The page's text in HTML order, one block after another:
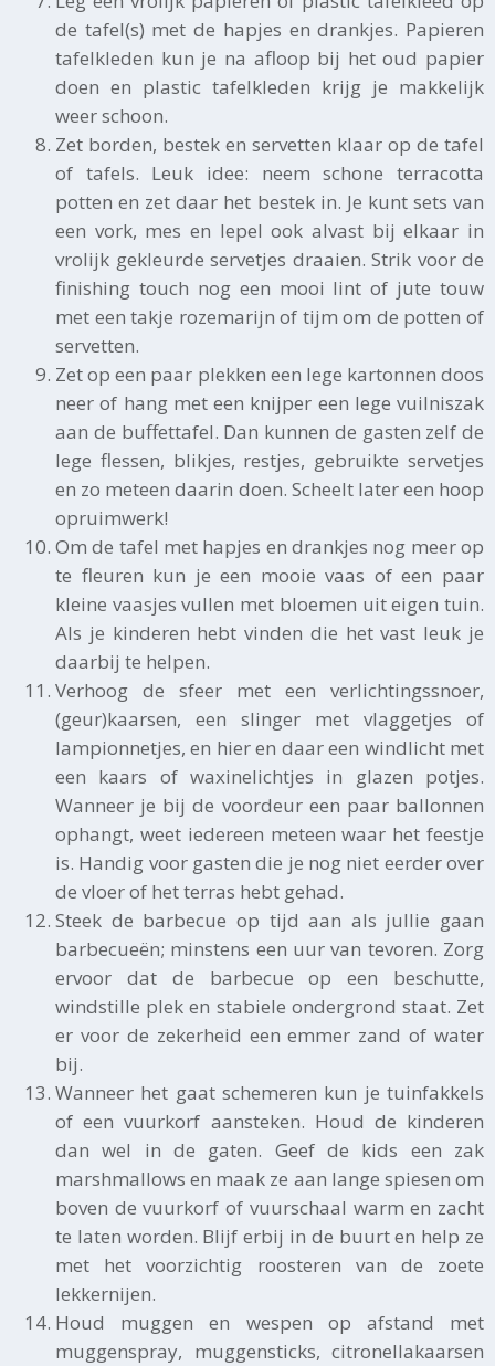
de tafel(s) met de hapjes en drankjes. Papieren
tafelkleden kun je na afloop bij het oud papier
doen en plastic tafelkleden krijg je makkelijk
weer schoon.
Zet borden, bestek en servetten klaar op de tafel
of tafels. Leuk idee: neem schone terracotta
potten en zet daar het bestek in. Je kunt sets van
een vork, mes en lepel ook alvast bij elkaar in
vrolijk gekleurde servetjes draaien. Strik voor de
finishing touch nog een mooi lint of jute touw
met een takje rozemarijn of tijm om de potten of
servetten.
Zet op een paar plekken een lege kartonnen doos
neer of hang met een knijper een lege vuilniszak
aan de buffettafel. Dan kunnen de gasten zelf de
lege flessen, blikjes, restjes, gebruikte servetjes
en zo meteen daarin doen. Scheelt later een hoop
opruimwerk!
Om de tafel met hapjes en drankjes nog meer op
te fleuren kun je een mooie vaas of een paar
kleine vaasjes vullen met bloemen uit eigen tuin.
Als je kinderen hebt vinden die het vast leuk je
daarbij te helpen.
Verhoog de sfeer met een verlichtingssnoer,
(geur)kaarsen, een slinger met vlaggetjes of
lampionnetjes, en hier en daar een windlicht met
een kaars of waxinelichtjes in glazen potjes.
Wanneer je bij de voordeur een paar ballonnen
ophangt, weet iedereen meteen waar het feestje
is. Handig voor gasten die je nog niet eerder over
de vloer of het terras hebt gehad.
Steek de barbecue op tijd aan als jullie gaan
barbecueën; minstens een uur van tevoren. Zorg
ervoor dat de barbecue op een beschutte,
windstille plek en stabiele ondergrond staat. Zet
er voor de zekerheid een emmer zand of water
bij.
Wanneer het gaat schemeren kun je tuinfakkels
of een vuurkorf aansteken. Houd de kinderen
dan wel in de gaten. Geef de kids een zak
marshmallows en maak ze aan lange spiesen om
boven de vuurkorf of vuurschaal warm en zacht
te laten worden. Blijf erbij in de buurt en help ze
met het voorzichtig roosteren van de zoete
lekkernijen.
Houd muggen en wespen op afstand met
muggenspray, muggensticks, citronellakaarsen